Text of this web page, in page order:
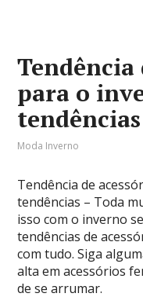
Tendência
para o
tendências
Moda Inverno
Tendência de
tendências – Toda
isso com o inverno
tendências de
com tudo. Siga
alta em acessórios
de se arrumar.